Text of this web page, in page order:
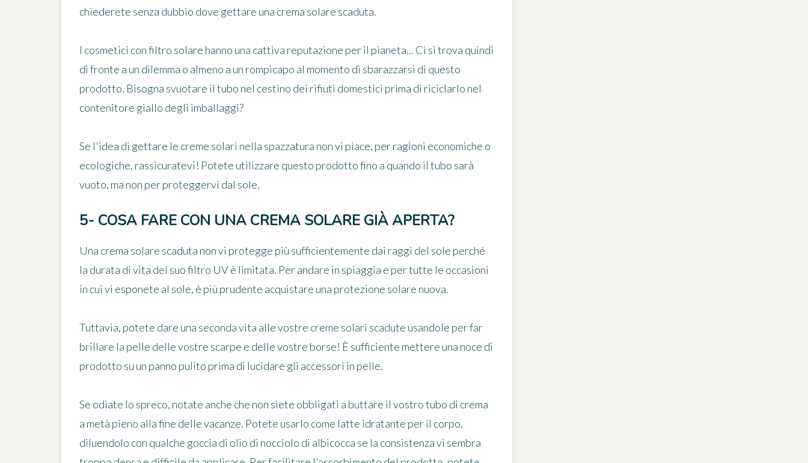
chiederete senza dubbio dove gettare una crema solare scaduta.
I cosmetici con filtro solare hanno una cattiva reputazione per il pianeta... Ci si trova quindi
di fronte a un dilemma o almeno a un rompicapo al momento di sbarazzarsi di questo
prodotto. Bisogna svuotare il tubo nel cestino dei rifiuti domestici prima di riciclarlo nel
contenitore giallo degli imballaggi?
Se l'idea di gettare le creme solari nella spazzatura non vi piace, per ragioni economiche o
ecologiche, rassicuratevi! Potete utilizzare questo prodotto fino a quando il tubo sarà
vuoto, ma non per proteggervi dal sole.
5- COSA FARE CON UNA CREMA SOLARE GIÀ APERTA?
Una crema solare scaduta non vi protegge più sufficientemente dai raggi del sole perché
la durata di vita del suo filtro UV è limitata. Per andare in spiaggia e per tutte le occasioni
in cui vi esponete al sole, è più prudente acquistare una protezione solare nuova.
Tuttavia, potete dare una seconda vita alle vostre creme solari scadute usandole per far
brillare la pelle delle vostre scarpe e delle vostre borse! È sufficiente mettere una noce di
prodotto su un panno pulito prima di lucidare gli accessori in pelle.
Se odiate lo spreco, notate anche che non siete obbligati a buttare il vostro tubo di crema
a metà pieno alla fine delle vacanze. Potete usarlo come latte idratante per il corpo,
diluendolo con qualche goccia di olio di nocciolo di albicocca se la consistenza vi sembra